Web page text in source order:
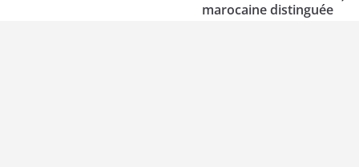
marocaine distinguée